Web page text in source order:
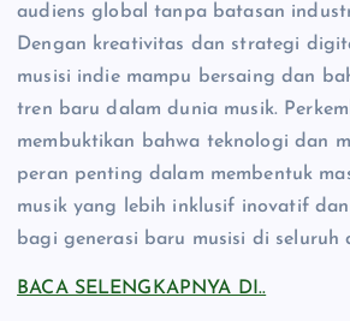
audiens global tanpa batasan
Dengan kreativitas dan strategi
musisi indie mampu bersaing dan
tren baru dalam dunia musik.
membuktikan bahwa teknologi dan
peran penting dalam membentuk
musik yang lebih inklusif inovatif
bagi generasi baru musisi di seluruh
BACA SELENGKAPNYA DI..